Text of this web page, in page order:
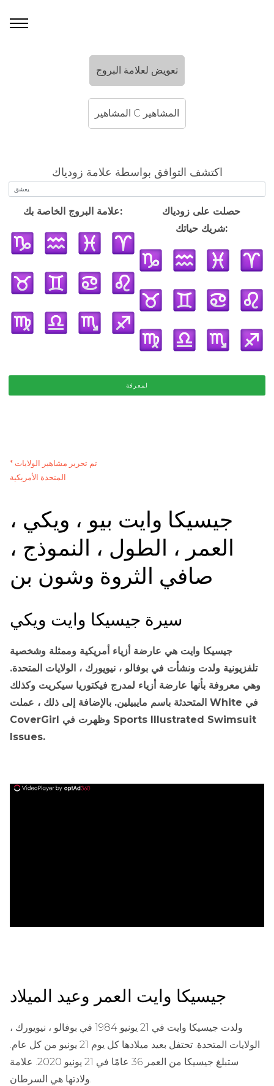
تعويض لعلامة البروج
المشاهير C المشاهير
اكتشف التوافق بواسطة علامة زودياك
علامة البروج الخاصة بك:
حصلت على زودياك
شريك حياتك:
لمعرفة
* تم تحرير مشاهير الولايات
المتحدة الأمريكية
جيسيكا وايت بيو ، ويكي ،
العمر ، الطول ، النموذج ،
صافي الثروة وشون بن
سيرة جيسيكا وايت ويكي
جيسيكا وايت هي عارضة أزياء أمريكية وممثلة وشخصية
تلفزيونية ولدت ونشأت في بوفالو ، نيويورك ، الولايات المتحدة.
وهي معروفة بأنها عارضة أزياء لمدرج فيكتوريا سيكريت وكذلك
المتحدثة باسم مايبيلين. بالإضافة إلى ذلك ، عملت White في
CoverGirl وظهرت في Sports Illustrated Swimsuit
Issues.
جيسيكا وايت العمر وعيد الميلاد
ولدت جيسيكا وايت في 21 يونيو 1984 في بوفالو ، نيويورك ،
الولايات المتحدة. تحتفل بعيد ميلادها كل يوم 21 يونيو من كل عام.
ستبلغ جيسيكا من العمر 36 عامًا في 21 يونيو 2020. علامة